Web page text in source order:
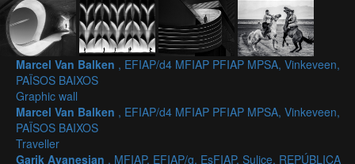
Marcel Van Balken , EFIAP/d4 MFIAP PFIAP MPSA, Vinkeveen,
PAÏSOS BAIXOS
Graphic wall
Marcel Van Balken , EFIAP/d4 MFIAP PFIAP MPSA, Vinkeveen,
PAÏSOS BAIXOS
Traveller
Garik Avanesian , MFIAP, EFIAP/g, EsFIAP, Sulice, REPÚBLICA